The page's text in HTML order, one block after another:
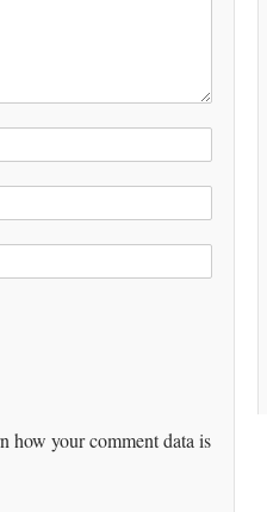
how your comment data is